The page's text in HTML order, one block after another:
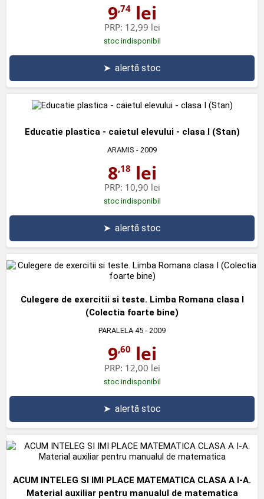
9,74lei
PRP: 12,99 lei
stoc indisponibil
➤ alertă stoc
Educatie plastica - caietul elevului - clasa I (Stan)
ARAMIS - 2009
8,18 lei
PRP: 10,90 lei
stoc indisponibil
➤ alertă stoc
Culegere de exercitii si teste. Limba Romana clasa I
(Colectia foarte bine)
PARALELA 45 - 2009
9,60 lei
PRP: 12,00 lei
stoc indisponibil
➤ alertă stoc
ACUM INTELEG SI IMI PLACE MATEMATICA CLASA A I-A.
Material auxiliar pentru manualul de matematica